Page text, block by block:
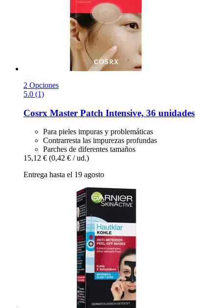
2 Opciones
5.0 (1)
Cosrx Master Patch Intensive, 36 unidades
Para pieles impuras y problemáticas
Contrarresta las impurezas profundas
Parches de diferentes tamaños
15,12 € (0,42 € / ud.)
Entrega hasta el 19 agosto